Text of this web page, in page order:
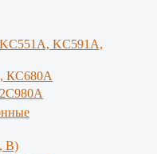
KC591A,
КС680А
В)